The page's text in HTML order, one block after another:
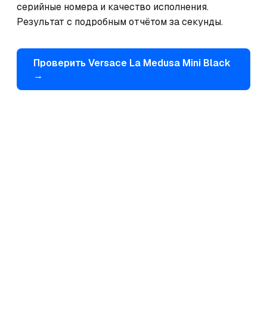
серийные номера и качество исполнения.
Результат с подробным отчётом за секунды.
Проверить Versace La Medusa Mini Black
→